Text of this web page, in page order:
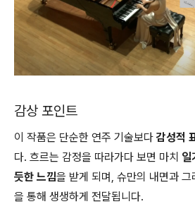
감상 포인트
이 작품은 단순한 연주 기술보다 감성적
다. 흐르는 감정을 따라가다 보면 마치 일
듯한 느낌을 받게 되며, 슈만의 내면과
을 통해 생생하게 전달됩니다.